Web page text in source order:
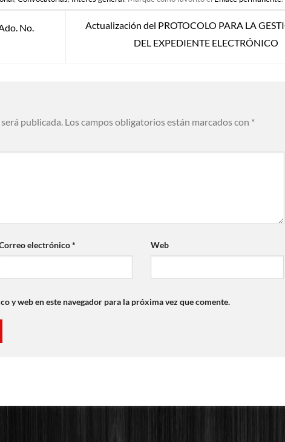
No.
Actualización del PROTOCOLO PARA LA
DEL EXPEDIENTE ELECTRÓNICO
publicada. Los campos obligatorios están marcados con *
electrónico* Web
y web en este navegador para la próxima vez que comente.